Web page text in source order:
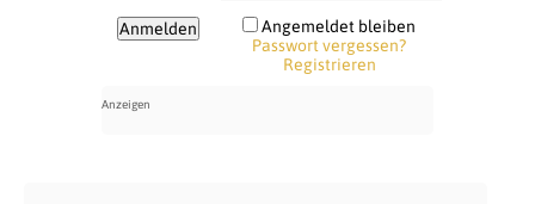
Angemeldet bleiben
Passwort vergessen?
Registrieren